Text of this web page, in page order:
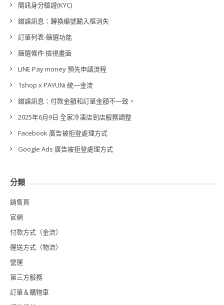
簡訊身分驗證(KYC)
錯誤訊息：轉換編號輸入框消失
訂單列表-篩選功能
篩選條件:檢視畫面
LINE Pay money 預先申請流程
1shop x PAYUNi 統一金流
錯誤訊息：付款金額和訂單金額不一致。
2025年6月9日 全家冷凍店到店服務調整
Facebook 廣告被拒登處理方式
Google Ads 廣告被拒登處理方式
分類
銷售頁
官網
付款方式（金流）
運送方式（物流）
營運
第三方服務
訂單＆購物車